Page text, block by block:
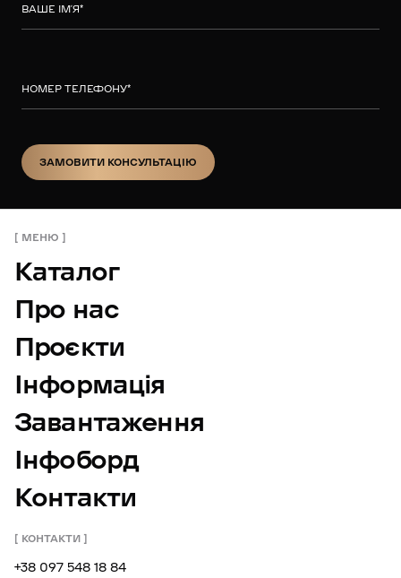
ВАШЕ ІМ’Я*
НОМЕР ТЕЛЕФОНУ*
ЗАМОВИТИ КОНСУЛЬТАЦІЮ
МЕНЮ
Каталог
Про нас
Проєкти
Інформація
Завантаження
Інфоборд
Контакти
КОНТАКТИ
+38 097 548 18 84